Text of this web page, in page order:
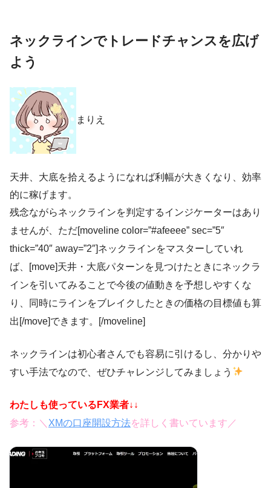
ネックラインでトレードチャンスを広げ
よう
まりえ
天井、大底を拾えるようになれば利幅が大きくなり、効率
的に稼げます。
残念ながらネックラインを判定するインジケーターはあり
ませんが、ただ[moveline color=”#afeeee” sec=”5″
thick=”40″ away=”2″]ネックラインをマスターしていれ
ば、[move]天井・大底パターンを見つけたときにネックラ
インを引いてみることで今後の値動きを予想しやすくな
り、同時にラインをブレイクしたときの価格の目標値も算
出[/move]できます。[/moveline]
ネックラインは初心者さんでも容易に引けるし、分かりや
すい手法でなので、ぜひチャレンジしてみましょう
わたしも使っているFX業者↓↓
参考：＼ XMの口座開設方法を詳しく書いています／